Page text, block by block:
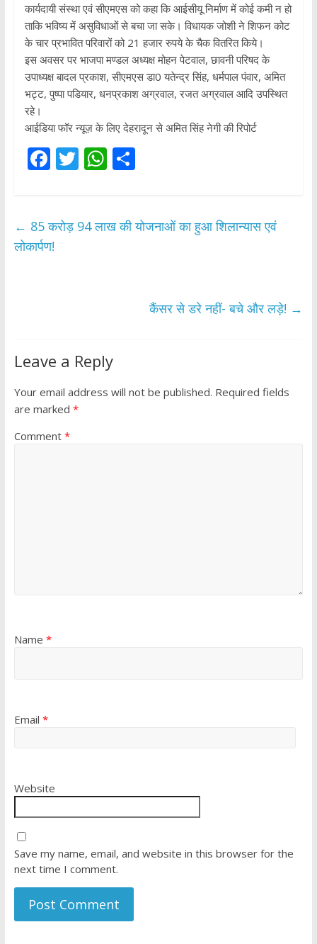
कार्यदायी संस्था एवं सीएमएस को कहा कि आईसीयू निर्माण में कोई कमी न हो
ताकि भविष्य में असुविधाओं से बचा जा सके। विधायक जोशी ने शिफन कोट
के चार प्रभावित परिवारों को 21 हजार रुपये के चैक वितरित किये।
इस अवसर पर भाजपा मण्डल अध्यक्ष मोहन पेटवाल, छावनी परिषद के
उपाध्यक्ष बादल प्रकाश, सीएमएस डा0 यतेन्द्र सिंह, धर्मपाल पंवार, अमित
भट्ट, पुष्पा पडियार, धनप्रकाश अग्रवाल, रजत अग्रवाल आदि उपस्थित
रहे।
आईडिया फॉर न्यूज़ के लिए देहरादून से अमित सिंह नेगी की रिपोर्ट
F
b
o
T
er
W
s
S
e
← 85 करोड़ 94 लाख की योजनाओं का हुआ शिलान्यास एवं
लोकार्पण!
कैंसर से डरे नहीं- बचे और लड़े! →
Leave a Reply
Your email address will not be published. Required fields
are marked *
Comment *
Name *
Email *
Website
Save my name, email, and website in this browser for the
next time I comment.